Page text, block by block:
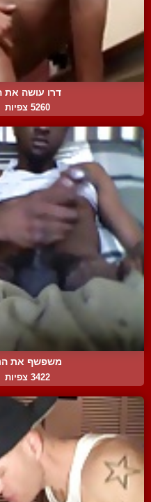
דרו עושה את
5260 צפיות
משפשף את
3422 צפיות